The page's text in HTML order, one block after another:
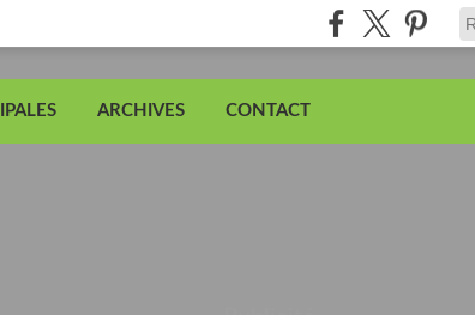
ARCHIVES CONTACT